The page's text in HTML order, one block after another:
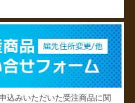
込みいただいた受注商品に関